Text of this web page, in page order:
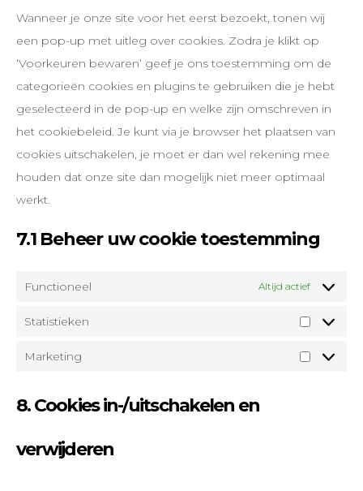
Wanneer je onze site voor het eerst bezoekt, tonen wij
een pop-up met uitleg over cookies. Zodra je klikt op
‘Voorkeuren bewaren’ geef je ons toestemming om de
categorieën cookies en plugins te gebruiken die je hebt
geselecteerd in de pop-up en welke zijn omschreven in
het cookiebeleid. Je kunt via je browser het plaatsen van
cookies uitschakelen, je moet er dan wel rekening mee
houden dat onze site dan mogelijk niet meer optimaal
werkt.
7.1 Beheer uw cookie toestemming
Functioneel Altijd actief
Statistieken
Marketing
8. Cookies in-/uitschakelen en
verwijderen